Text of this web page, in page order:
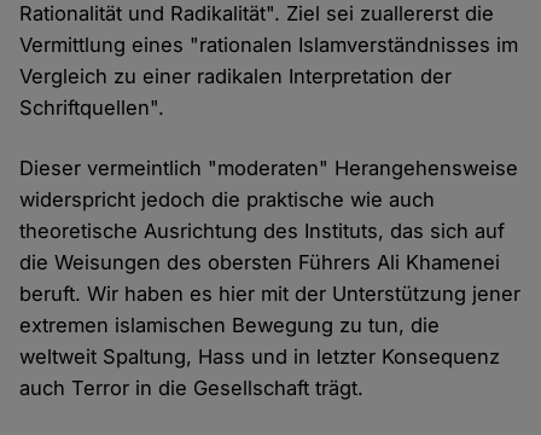
Rationalität und Radikalität". Ziel sei zuallererst die
Vermittlung eines "rationalen Islamverständnisses im
Vergleich zu einer radikalen Interpretation der
Schriftquellen".
Dieser vermeintlich "moderaten" Herangehensweise
widerspricht jedoch die praktische wie auch
theoretische Ausrichtung des Instituts, das sich auf
die Weisungen des obersten Führers Ali Khamenei
beruft. Wir haben es hier mit der Unterstützung jener
extremen islamischen Bewegung zu tun, die
weltweit Spaltung, Hass und in letzter Konsequenz
auch Terror in die Gesellschaft trägt.